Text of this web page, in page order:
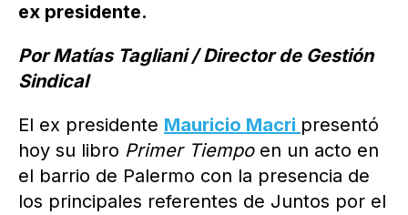
ex presidente.
Por Matías Tagliani / Director de Gestión
Sindical
El ex presidente Mauricio Macri presentó
hoy su libro Primer Tiempoen un acto en
el barrio de Palermo con la presencia de
los principales referentes de Juntos por el